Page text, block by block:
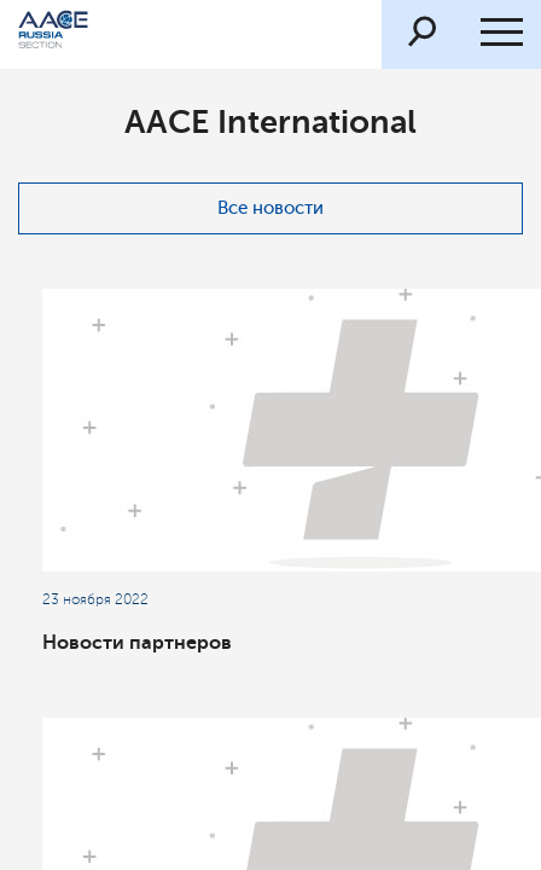
AACE International
Все новости
23 ноября 2022
Новости партнеров